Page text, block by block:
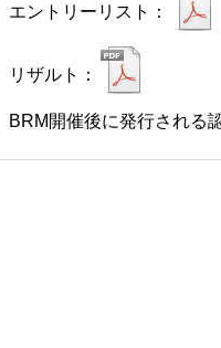
エントリーリスト：
リザルト：
BRM開催後に発行される